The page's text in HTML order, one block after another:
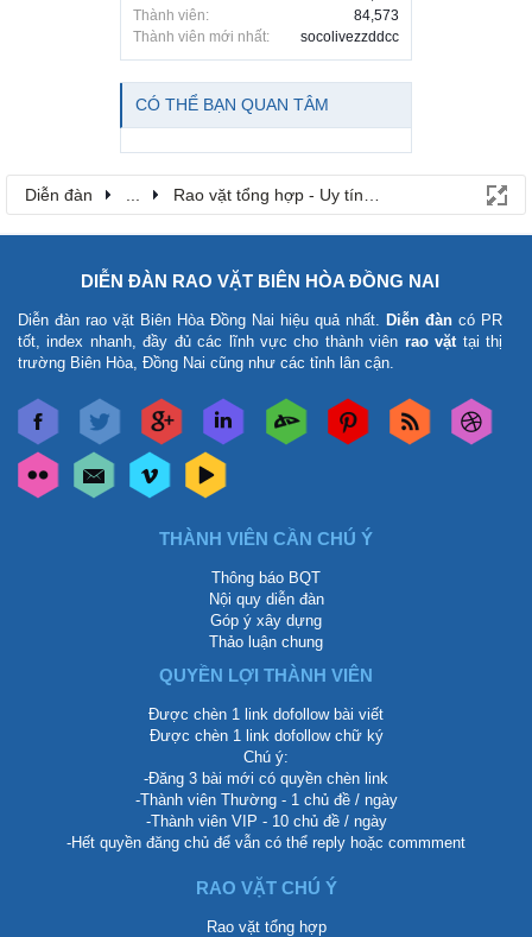
Thành viên:
84,573
Thành viên mới nhất:
socolivezzddcc
CÓ THỂ BẠN QUAN TÂM
Diễn đàn Rao vặt tổng hợp - Uy tín - Miễn phí
DIỄN ĐÀN RAO VẶT BIÊN HÒA ĐỒNG NAI
Diễn đàn rao vặt Biên Hòa Đồng Nai hiệu quả nhất. Diễn đàn có PR
tốt, index nhanh, đầy đủ các lĩnh vực cho thành viên rao vặt tại thị
trường Biên Hòa, Đồng Nai cũng như các tỉnh lân cận.
THÀNH VIÊN CẦN CHÚ Ý
Thông báo BQT
Nội quy diễn đàn
Góp ý xây dựng
Thảo luận chung
QUYỀN LỢI THÀNH VIÊN
Được chèn 1 link dofollow bài viết
Được chèn 1 link dofollow chữ ký
Chú ý:
-Đăng 3 bài mới có quyền chèn link
-Thành viên Thường - 1 chủ đề / ngày
-Thành viên VIP - 10 chủ đề / ngày
-Hết quyền đăng chủ để vẫn có thể reply hoặc commment
RAO VẶT CHÚ Ý
Rao vặt tổng hợp